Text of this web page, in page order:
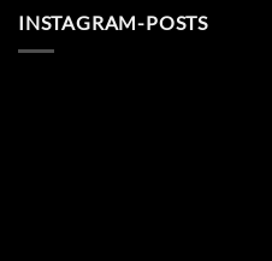
INSTAGRAM-POSTS